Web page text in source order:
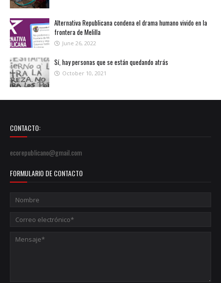
Alternativa Republicana condena el drama humano vivido en la
frontera de Melilla
June 26, 2022
Sí, hay personas que se están quedando atrás
October 10, 2021
CONTACTO:
ecorepublicano@gmail.com
FORMULARIO DE CONTACTO